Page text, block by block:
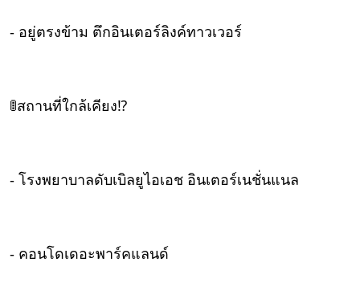
- อยู่ตรงข้าม ตึกอินเตอร์ลิงค์ทาวเวอร์
🚦สถานที่ใกล้เคียง⁉️
- โรงพยาบาลดับเบิลยูไอเอช อินเตอร์เนชั่นแนล
- คอนโดเดอะพาร์คแลนด์